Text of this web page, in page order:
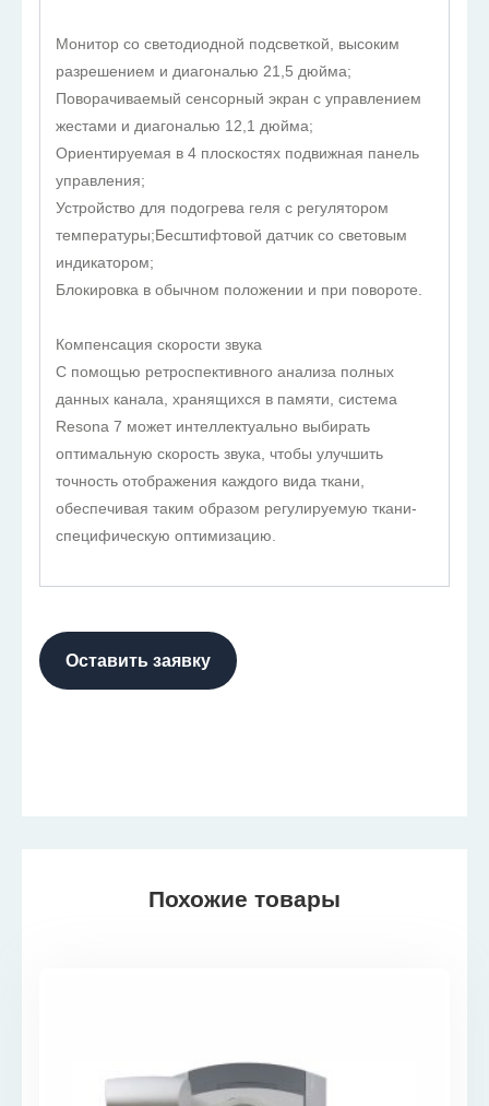
Монитор со светодиодной подсветкой, высоким
разрешением и диагональю 21,5 дюйма;
Поворачиваемый сенсорный экран с управлением
жестами и диагональю 12,1 дюйма;
Ориентируемая в 4 плоскостях подвижная панель
управления;
Устройство для подогрева геля с регулятором
температуры;Бесштифтовой датчик со световым
индикатором;
Блокировка в обычном положении и при повороте.
Компенсация скорости звука
С помощью ретроспективного анализа полных
данных канала, хранящихся в памяти, система
Resona 7 может интеллектуально выбирать
оптимальную скорость звука, чтобы улучшить
точность отображения каждого вида ткани,
обеспечивая таким образом регулируемую ткани-
специфическую оптимизацию.
Оставить заявку
Похожие товары